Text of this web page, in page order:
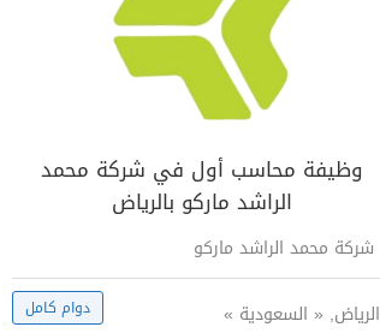
وظيفة محاسب أول في شركة محمد
الراشد ماركو بالرياض
شركة محمد الراشد ماركو
الرياض, « السعودية » دوام كامل